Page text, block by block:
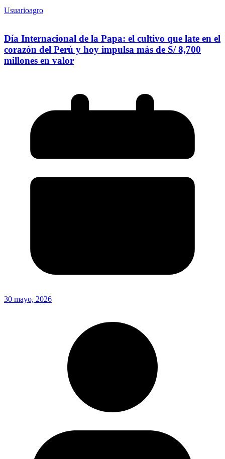
Usuarioagro
Día Internacional de la Papa: el cultivo que late en el
corazón del Perú y hoy impulsa más de S/ 8,700
millones en valor
30 mayo, 2026